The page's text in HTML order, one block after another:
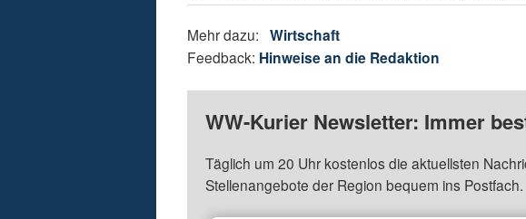
Mehr dazu:Wirtschaft
Feedback: Hinweise an die Redaktion
WW-Kurier Newsletter: Immer
Täglich um 20 Uhr kostenlos die aktuellsten
Stellenangebote der Region bequem ins Postfach.